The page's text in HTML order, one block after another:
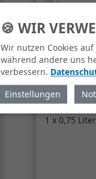
Bitburger
trocken
1 x 0,75
🍪 WIR
Wir nutzen Cookies
während andere uns
verbessern.
Einstellungen